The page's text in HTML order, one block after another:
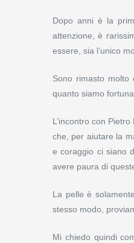
Dopo anni è la
attenzione, è
essere, sia l’unico
Sono rimasto
quanto siamo
L’incontro con
che, per aiutare la
e coraggio ci siano
avere paura di
La pelle è
stesso modo,
Mi chiedo quindi